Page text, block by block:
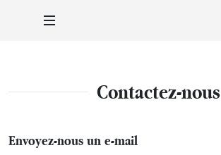
Contactez-nous
Envoyez-nous un e-mail